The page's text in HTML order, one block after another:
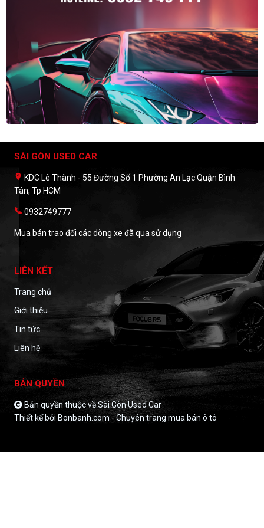
SÀI GÒN USED CAR
KDC Lê Thành - 55 Đường Số 1 Phường An Lạc Quận Bình
Tân, Tp HCM
0932749777
Mua bán trao đổi các dòng xe đã qua sử dụng
LIÊN KẾT
Trang chủ
Giới thiệu
Tin tức
Liên hệ
BẢN QUYỀN
Bản quyền thuộc về Sài Gòn Used Car
Thiết kế bởi Bonbanh.com - Chuyên trang mua bán ô tô